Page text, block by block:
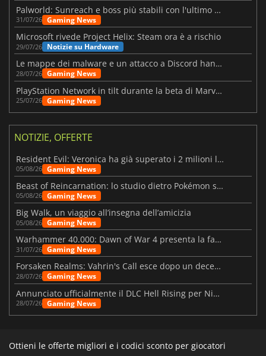
Palworld: Sunreach e boss più stabili con l'ultimo update
31/07/26 Gaming News
Microsoft rivede Project Helix: Steam ora è a rischio
29/07/26 Notizie su Hardware
Le mappe dei malware e un attacco a Discord hanno colpito Meccha Chameleon
28/07/26 Gaming News
PlayStation Network in tilt durante la beta di Marvel Tōkon
25/07/26 Gaming News
NOTIZIE, OFFERTE
Resident Evil: Veronica ha già superato i 2 milioni liste dei desideri
05/08/26 Gaming News
Beast of Reincarnation: lo studio dietro Pokémon su una nuova strada
05/08/26 Gaming News
Big Walk, un viaggio all’insegna dell’amicizia
05/08/26 Gaming News
Warhammer 40.000: Dawn of War 4 presenta la fazione dei Necron
31/07/26 Gaming News
Forsaken Realms: Vahrin's Call esce dopo un decennio di sviluppo
28/07/26 Gaming News
Annunciato ufficialmente il DLC Hell Rising per Nioh 3
28/07/26 Gaming News
Ottieni le offerte migliori e i codici sconto per giocatori